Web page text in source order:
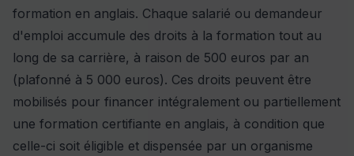
formation en anglais. Chaque salarié ou demandeur
d'emploi accumule des droits à la formation tout au
long de sa carrière, à raison de 500 euros par an
(plafonné à 5 000 euros). Ces droits peuvent être
mobilisés pour financer intégralement ou partiellement
une formation certifiante en anglais, à condition que
celle-ci soit éligible et dispensée par un organisme